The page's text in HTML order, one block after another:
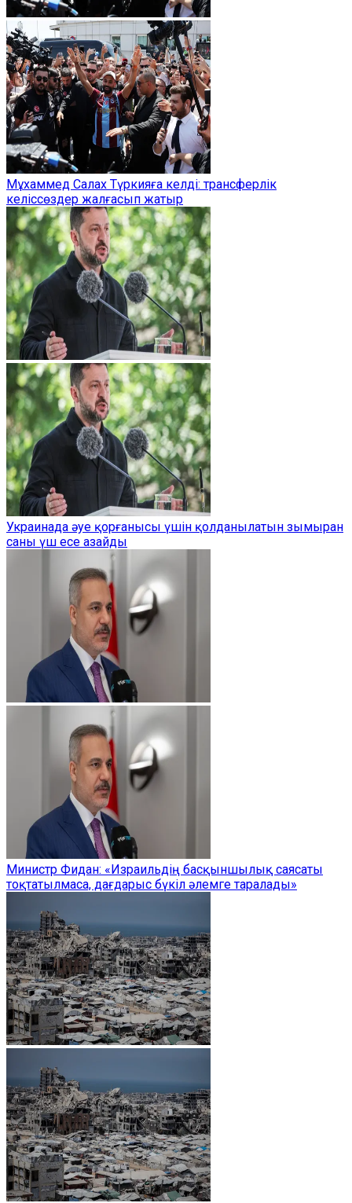
Мұхаммед Салах Түркияға келді: трансферлік
келіссөздер жалғасып жатыр
Украинада әуе қорғанысы үшін қолданылатын зымыран
саны үш есе азайды
Министр Фидан: «Израильдің басқыншылық саясаты
тоқтатылмаса, дағдарыс бүкіл әлемге таралады»